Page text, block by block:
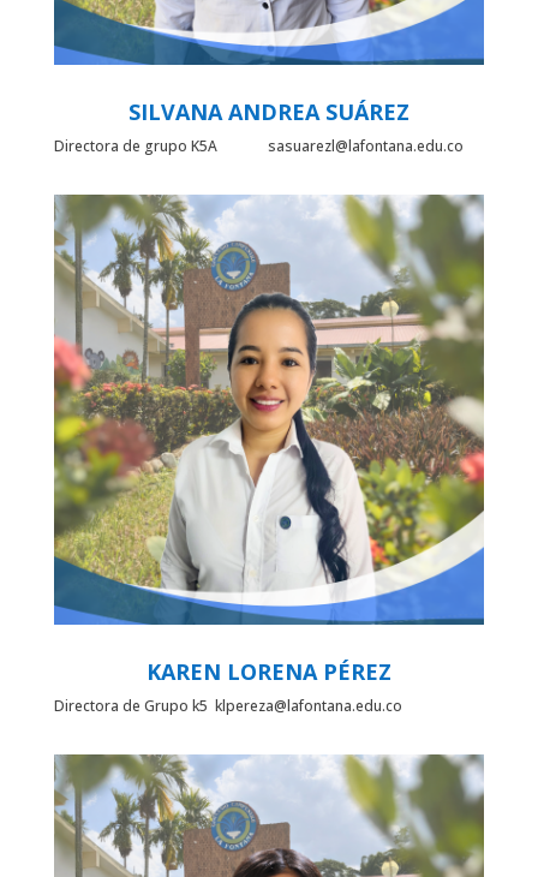
SILVANA ANDREA SUÁREZ
Directora de grupo K5A sasuarezl@lafontana.edu.co
KAREN LORENA PÉREZ
Directora de Grupo k5 klpereza@lafontana.edu.co